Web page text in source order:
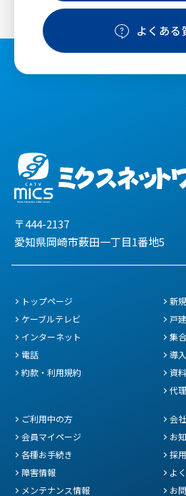
よくある
〒444-2137
愛知県岡崎市薮田一丁目1番地5
トップページ
ケーブルテレビ
インターネット
電話
約款・利用規約
新
戸
集
導
資
代
ご利用中の方
会員マイページ
各種お手続き
障害情報
メンテナンス情報
会
お
採
よ
お